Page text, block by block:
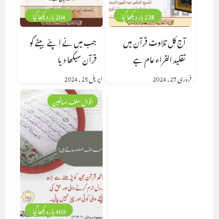
204 بار دیکھا گیا
جب میں نے اپنے بیٹے کو
قرآن سیکھا دیا
اپریل 25, 2024
238 بار دیکھا گیا
آج کل تلاوت قرآن میں
تقلید القراء عام ہے
فروری 27, 2024
469 بار دیکھا گیا
اقوال سلف صالحین